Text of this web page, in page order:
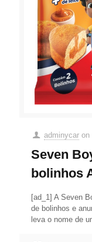
adminycar on
Seven
bolinhos
[ad_1] A Seven
de bolinhos e
leva o nome de